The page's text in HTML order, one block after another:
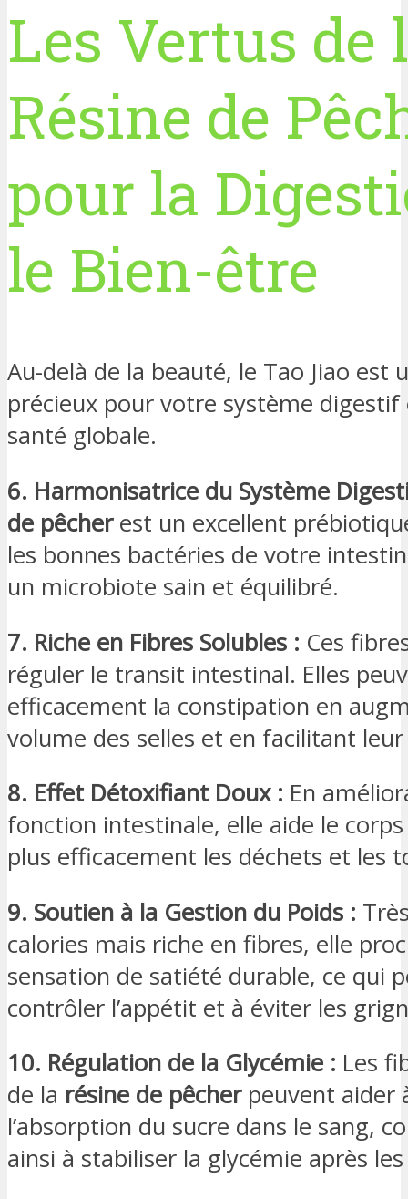
Les Vertus de
Résine de
pour la
le Bien-être
Au-delà de la beauté, le Tao Jiao est
précieux pour votre système
santé globale.
6. Harmonisatrice du Système
de pêcherest un excellent
les bonnes bactéries de votre
un microbiote sain et équilibré.
7. Riche en Fibres Solubles : Ces
réguler le transit intestinal. Elles
efficacement la constipation en
volume des selles et en facilitant leur
8. Effet Détoxifiant Doux : En
fonction intestinale, elle aide le
plus efficacement les déchets et les
9. Soutien à la Gestion du Poids :
calories mais riche en fibres, elle
sensation de satiété durable, ce qui
contrôler l’appétit et à éviter les
10. Régulation de la Glycémie : Les
de la résine de pêcherpeuvent aider
l’absorption du sucre dans le sang,
ainsi à stabiliser la glycémie après